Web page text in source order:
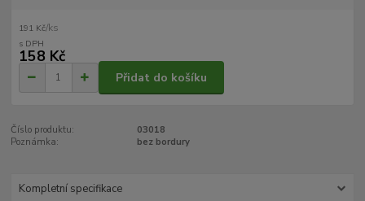
191 Kč/ks
158 Kč
Přidat do košíku
Číslo produktu:
03018
Poznámka:
bez bordury
Kompletní specifikace